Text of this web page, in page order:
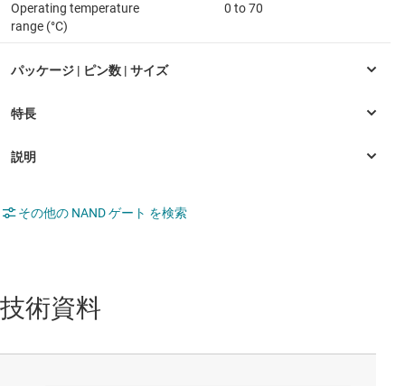
Operating temperature
range (°C)
0 to 70
その他の NAND ゲート を検索
技術資料